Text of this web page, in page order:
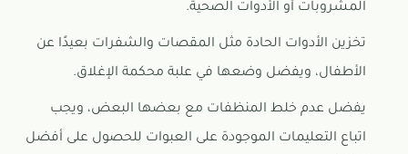
المشروبات أو الأدوات الصحية.
تخزين الأدوات الحادة مثل المقصات والشفرات بعيدًا عن
الأطفال، ويفضل وضعها في علبة محكمة الإغلاق.
يفضل عدم خلط المنظفات مع بعضها البعض، ويجب
اتباع التعليمات الموجودة على العبوات للحصول على أفضل